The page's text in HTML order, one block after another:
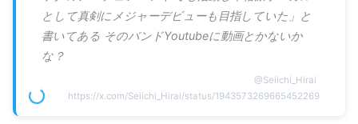
として真剣にメジャーデビューも目指していた」と
書いてある そのバンドYoutubeに動画とかないか
な？
@Seiichi_Hirai
https://x.com/Seiichi_Hirai/status/1943573269665452269